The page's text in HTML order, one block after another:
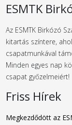
ESMTK
Az ESMTK Birkózó
kitartás színtere,
csapatmunkával
Minden egyes nap
csapat győzelmeiért!
Friss Hírek
Megkezdődött az